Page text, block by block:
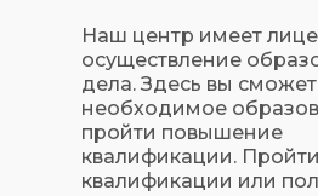
Наш центр имеет
осуществление
дела. Здесь вы
необходимое
пройти повышение
квалификации.
квалификации или